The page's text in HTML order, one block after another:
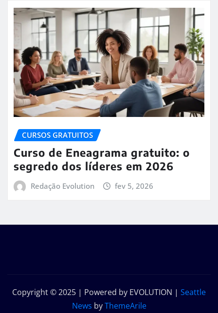
CURSOS GRATUITOS
Curso de Eneagrama gratuito: o
segredo dos líderes em 2026
Redação Evolution fev 5, 2026
Copyright © 2025 | Powered by EVOLUTION | Seattle
News byThemeArile